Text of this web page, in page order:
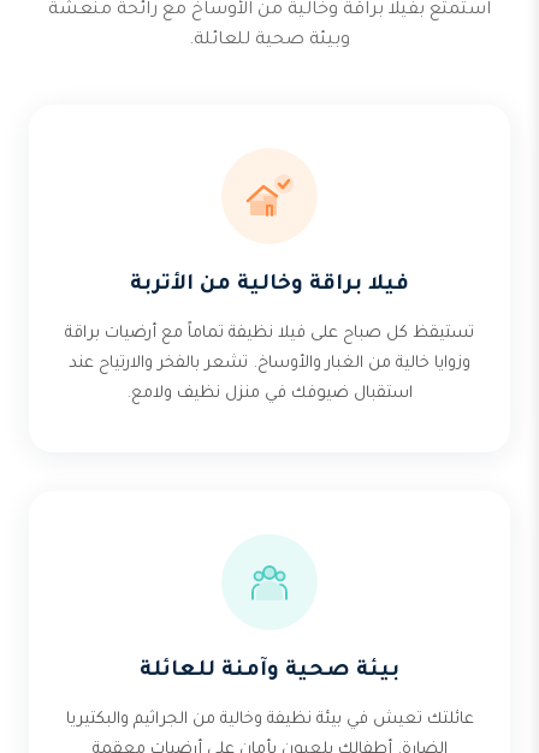
استمتع بفيلا براقة وخالية من الأوساخ مع رائحة منعشة
وبيئة صحية للعائلة.
فيلا براقة وخالية من الأتربة
تستيقظ كل صباح على فيلا نظيفة تماماً مع أرضيات براقة
وزوايا خالية من الغبار والأوساخ. تشعر بالفخر والارتياح عند
استقبال ضيوفك في منزل نظيف ولامع.
بيئة صحية وآمنة للعائلة
عائلتك تعيش في بيئة نظيفة وخالية من الجراثيم والبكتيريا